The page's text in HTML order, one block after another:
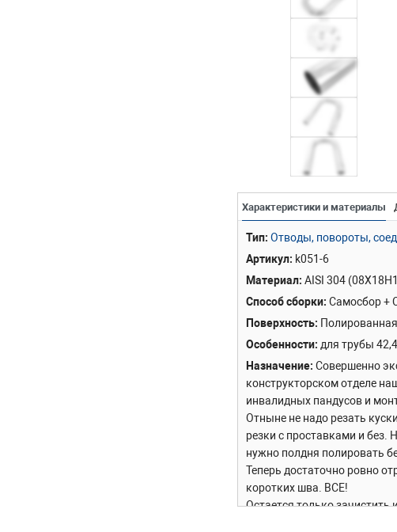
Характеристики и материалы
Тип Отводы, повороты,
Артикул k051-6
Материал AISI 304
Способ сборки Самосбор +
Поверхность Полированная
Особенности для трубы
Назначение Совершенно
конструкторском отделе
инвалидных пандусов и
Отныне не надо резать
резки с проставками и без.
нужно полдня полировать
Теперь достаточно ровно
коротких шва. ВСЕ!
Остается только